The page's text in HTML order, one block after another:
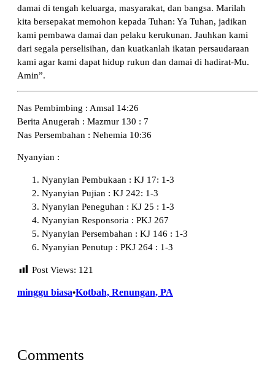
damai di tengah keluarga, masyarakat, dan bangsa. Marilah
kita bersepakat memohon kepada Tuhan: Ya Tuhan, jadikan
kami pembawa damai dan pelaku kerukunan. Jauhkan kami
dari segala perselisihan, dan kuatkanlah ikatan persaudaraan
kami agar kami dapat hidup rukun dan damai di hadirat-Mu.
Amin”.
Nas Pembimbing : Amsal 14:26
Berita Anugerah : Mazmur 130 : 7
Nas Persembahan : Nehemia 10:36
Nyanyian :
Nyanyian Pembukaan : KJ 17: 1-3
Nyanyian Pujian : KJ 242: 1-3
Nyanyian Peneguhan : KJ 25 : 1-3
Nyanyian Responsoria : PKJ 267
Nyanyian Persembahan : KJ 146 : 1-3
Nyanyian Penutup : PKJ 264 : 1-3
Post Views: 121
minggu biasa•Kotbah, Renungan, PA
Comments